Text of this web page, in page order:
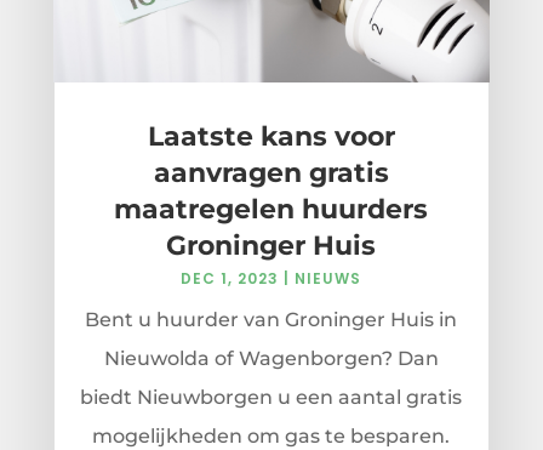
Laatste kans voor
aanvragen gratis
maatregelen huurders
Groninger Huis
DEC 1, 2023 NIEUWS
Bent u huurder van Groninger Huis in
Nieuwolda of Wagenborgen? Dan
biedt Nieuwborgen u een aantal gratis
mogelijkheden om gas te besparen.